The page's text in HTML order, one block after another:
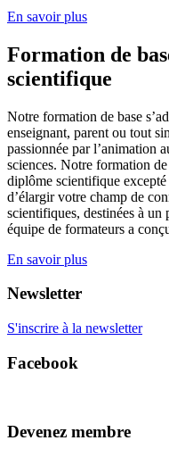
En savoir plus
Formation de
scientifique
Notre formation de base
enseignant, parent ou tout
passionnée par l’animation
sciences. Notre formation
diplôme scientifique excepté
d’élargir votre champ de
scientifiques, destinées à un
équipe de formateurs a
En savoir plus
Newsletter
S'inscrire à la newsletter
Facebook
Devenez membre